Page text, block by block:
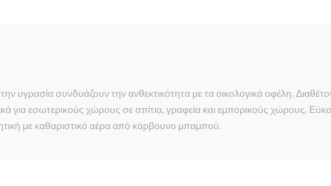
υγρασία συνδυάζουν την ανθεκτικότητα με τα οικολογικά οφέλη.
για εσωτερικούς χώρους σε σπίτια, γραφεία και εμπορικούς χώρους.
με καθαριστικό αέρα από κάρβουνο μπαμπού.